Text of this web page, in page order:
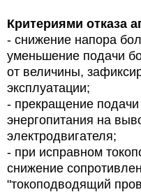
Критериями отказа
- снижение напора
уменьшение подачи
от величины,
эксплуатации;
- прекращение
энергопитания на
электродвигателя;
- при исправном
снижение
"токоподводящий